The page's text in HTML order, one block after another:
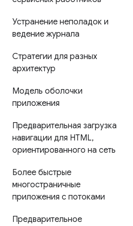
Устранение неполадок и
ведение журнала
Стратегии для разных
архитектур
Модель оболочки
приложения
Предварительная загрузка
навигации для HTML,
ориентированного на сеть
Более быстрые
многостраничные
приложения с потоками
Предварительное